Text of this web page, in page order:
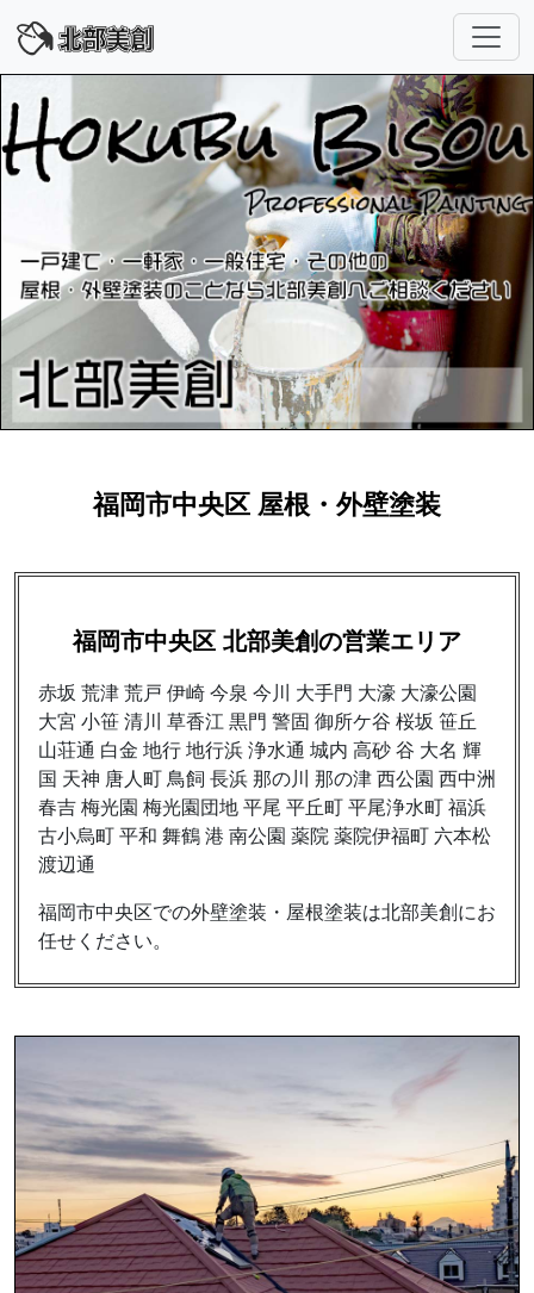
福岡市中央区 屋根・外壁塗装
福岡市中央区 北部美創の営業エリア
赤坂 荒津 荒戸 伊崎 今泉 今川 大手門 大濠 大濠公園
大宮 小笹 清川 草香江 黒門 警固 御所ケ谷 桜坂 笹丘
山荘通 白金 地行 地行浜 浄水通 城内 高砂 谷 大名 輝
国 天神 唐人町 鳥飼 長浜 那の川 那の津 西公園 西中洲
春吉 梅光園 梅光園団地 平尾 平丘町 平尾浄水町 福浜
古小烏町 平和 舞鶴 港 南公園 薬院 薬院伊福町 六本松
渡辺通
福岡市中央区での外壁塗装・屋根塗装は北部美創にお
任せください。